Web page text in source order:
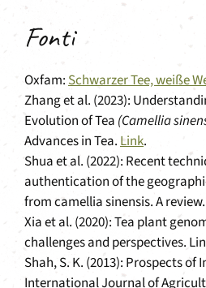
Fonti
Oxfam: Schwarzer Tee, weiße
Zhang et al. (2023):
Evolution of Tea (Camellia
Advances in Tea. Link.
Shua et al. (2022): Recent
authentication of the
from camellia sinensis. A review.
Xia et al. (2020): Tea plant
challenges and perspectives.
Shah, S. K. (2013): Prospects of
International Journal of